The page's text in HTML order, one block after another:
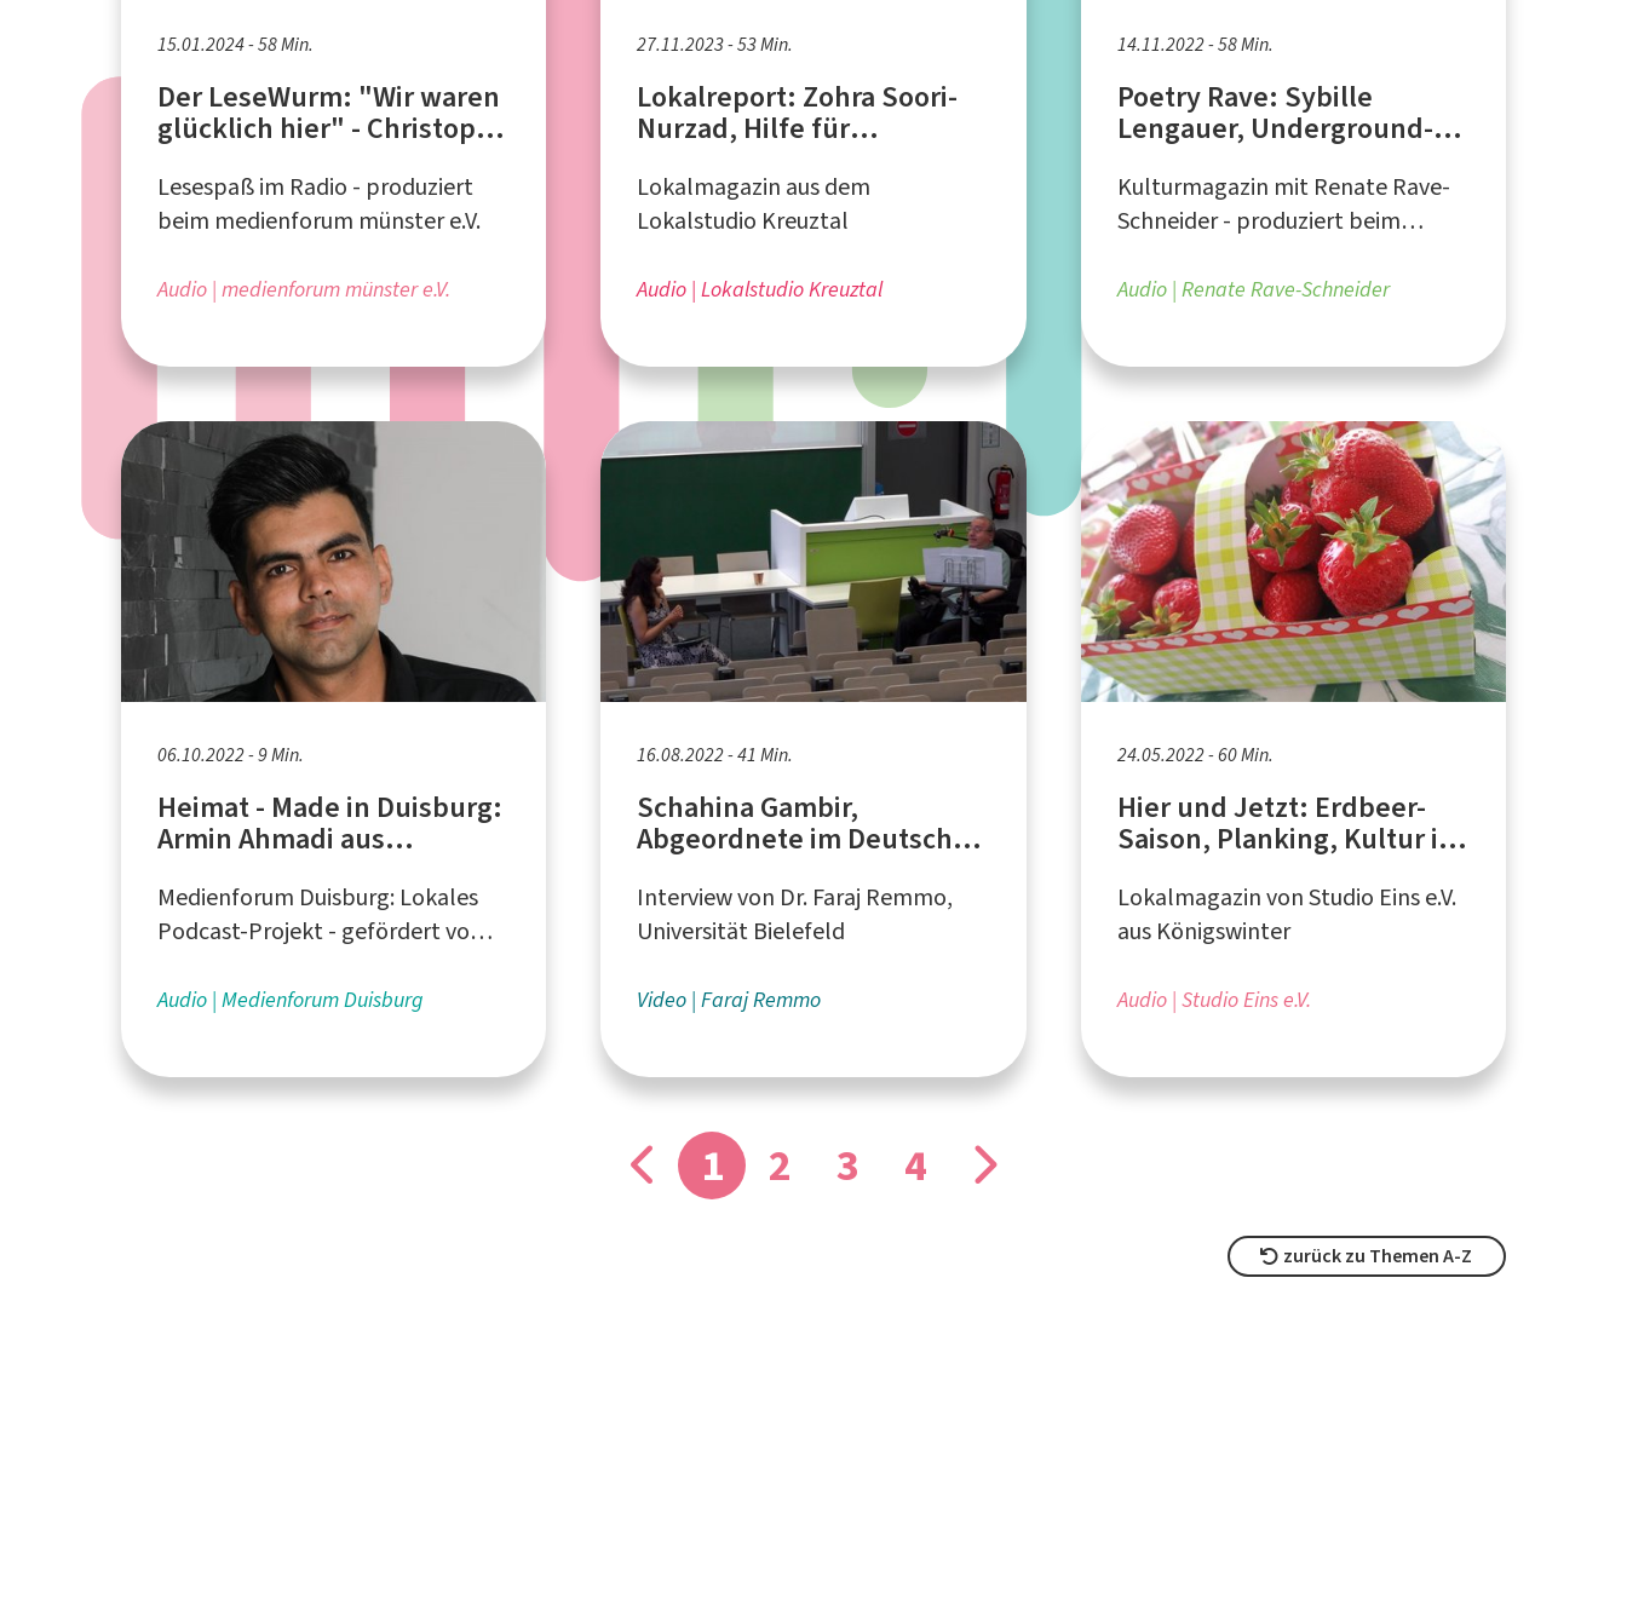
15.01.2024 - 58 Min.
Der LeseWurm: "Wir waren
glücklich hier" - Christoph
Lesespaß im Radio - produziert
beim medienforum münster e.V.
Audio medienforum münster e.V.
27.11.2023 - 53 Min.
Lokalreport: Zohra Soori-
Nurzad, Hilfe für
Lokalmagazin aus dem
Lokalstudio Kreuztal
Audio Lokalstudio Kreuztal
14.11.2022 - 58 Min.
Poetry Rave: Sybille
Lengauer, Underground-
Kulturmagazin mit Renate Rave-
Schneider - produziert beim
Audio Renate Rave-Schneider
06.10.2022 - 9 Min.
Heimat - Made in Duisburg:
Armin Ahmadi aus
Medienforum Duisburg: Lokales
Podcast-Projekt - gefördert vom
Kommunales, Bau und
Audio Medienforum Duisburg
16.08.2022 - 41 Min.
Schahina Gambir,
Abgeordnete im Deutschen
Interview von Dr. Faraj Remmo,
Universität Bielefeld
Video Faraj Remmo
24.05.2022 - 60 Min.
Hier und Jetzt: Erdbeer-
Saison, Planking, Kultur in
Lokalmagazin von Studio Eins e.V.
aus Königswinter
Audio Studio Eins e.V.
1 2 3 4
zurück zu Themen A-Z